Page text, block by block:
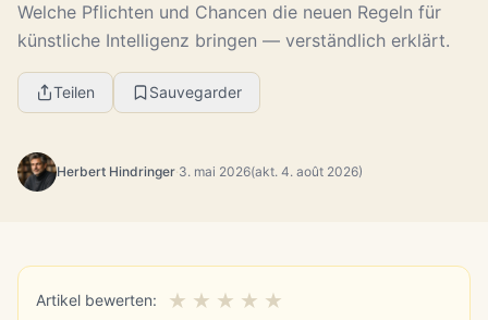
Welche Pflichten und Chancen die neuen Regeln für
künstliche Intelligenz bringen — verständlich erklärt.
Teilen Sauvegarder
Herbert Hindringer·3. mai 2026(akt. 4. août 2026)
Artikel bewerten: ★ ★ ★ ★ ★